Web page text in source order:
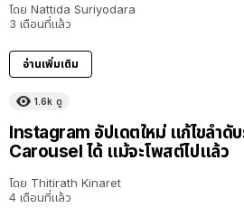
โดย Nattida Suriyodara
3 เดือนที่แล้ว
อ่านเพิ่มเติม
1.6k ดู
Instagram อัปเดตใหม่ แก้ไขลำดับ
Carousel ได้ แม้จะโพสต์ไปแล้ว
โดย Thitirath Kinaret
4 เดือนที่แล้ว